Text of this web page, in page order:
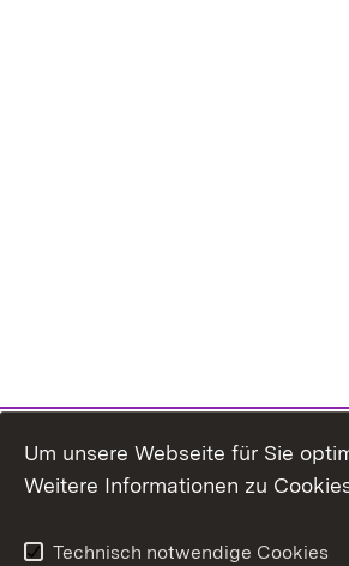
Um unsere Webseite für Sie
Weitere Informationen zu
Technisch notwendige Cookies